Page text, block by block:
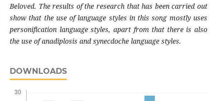
Beloved. The results of the research that has been carried out
show that the use of language styles in this song mostly uses
personification language styles, apart from that there is also
the use of anadiplosis and synecdoche language styles.
DOWNLOADS